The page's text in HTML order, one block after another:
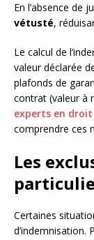
En l’absence de
vétusté,
Le calcul de
valeur déclarée
plafonds de
contrat (valeur à
experts en droit
comprendre ces
Les
Certaines
d’indemnisation.